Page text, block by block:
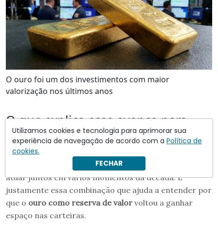
O ouro foi um dos investimentos com maior
valorização nos últimos anos
O que explica esse avanço para
quem investe no Brasil?
Para o investidor brasileiro, o desempenho do metal
ficou mais expressivo porque dois motores puderam
atuar juntos em vários momentos da década. É
justamente essa combinação que ajuda a entender por
que o ouro como reserva de valor voltou a ganhar
espaço nas carteiras.
Utilizamos cookies e tecnologia para aprimorar sua
experiência de navegação de acordo com a Política de
cookies.
FECHAR